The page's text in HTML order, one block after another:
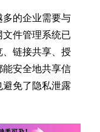
多的企业需要与
件管理系统已
链接共享、授
安全地共享信
免了隐私泄露